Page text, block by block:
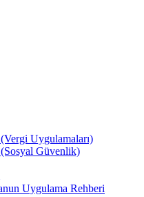
Uygulamaları)
Güvenlik)
Uygulama Rehberi